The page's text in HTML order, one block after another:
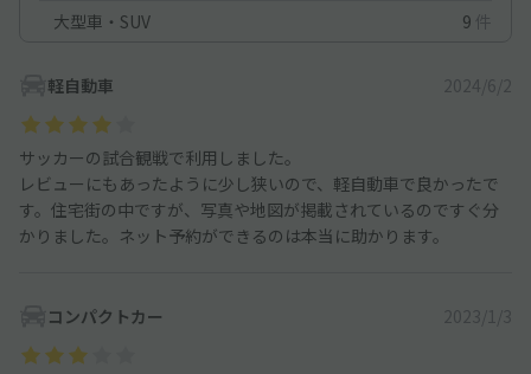
大型車・SUV
9 件
軽自動車 2024/6/2
サッカーの試合観戦で利用しました。
レビューにもあったように少し狭いので、軽自動車で良かったで
す。住宅街の中ですが、写真や地図が掲載されているのですぐ分
かりました。ネット予約ができるのは本当に助かります。
コンパクトカー 2023/1/3